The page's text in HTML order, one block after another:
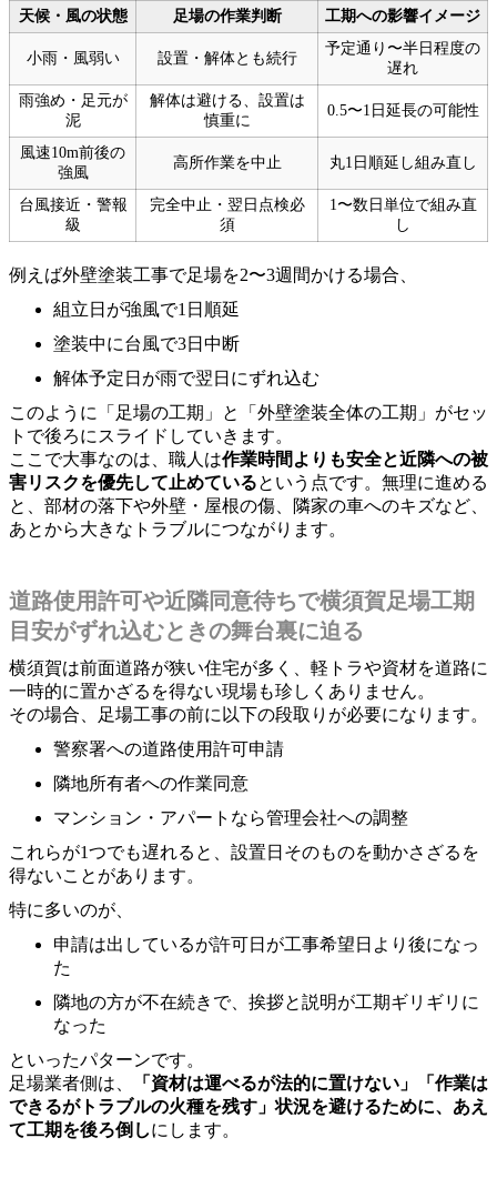
天候・風の状態 足場の作業判断 工期への影響イメージ
小雨・風弱い 設置・解体とも続行
予定通り〜半日程度の
遅れ
雨強め・足元が
泥
解体は避ける、設置は
慎重に
0.5〜1日延長の可能性
風速10m前後の
強風
高所作業を中止 丸1日順延し組み直し
台風接近・警報
級
完全中止・翌日点検必
須
1〜数日単位で組み直
し
例えば外壁塗装工事で足場を2〜3週間かける場合、
組立日が強風で1日順延
塗装中に台風で3日中断
解体予定日が雨で翌日にずれ込む
このように「足場の工期」と「外壁塗装全体の工期」がセッ
トで後ろにスライドしていきます。
ここで大事なのは、職人は作業時間よりも安全と近隣への被
害リスクを優先して止めているという点です。無理に進める
と、部材の落下や外壁・屋根の傷、隣家の車へのキズなど、
あとから大きなトラブルにつながります。
道路使用許可や近隣同意待ちで横須賀足場工期
目安がずれ込むときの舞台裏に迫る
横須賀は前面道路が狭い住宅が多く、軽トラや資材を道路に
一時的に置かざるを得ない現場も珍しくありません。
その場合、足場工事の前に以下の段取りが必要になります。
警察署への道路使用許可申請
隣地所有者への作業同意
マンション・アパートなら管理会社への調整
これらが1つでも遅れると、設置日そのものを動かさざるを
得ないことがあります。
特に多いのが、
申請は出しているが許可日が工事希望日より後になっ
た
隣地の方が不在続きで、挨拶と説明が工期ギリギリに
なった
といったパターンです。
足場業者側は、
「資材は運べるが法的に置けない」「作業は
できるがトラブルの火種を残す」状況を避けるために、あえ
て工期を後ろ倒しにします。